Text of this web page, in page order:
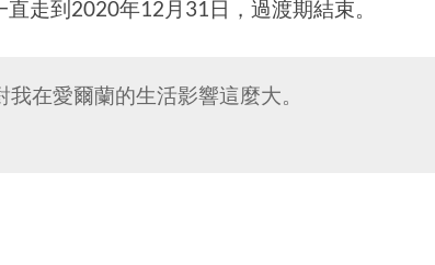
走到2020年12月31日，過渡期結束。
在愛爾蘭的生活影響這麼大。